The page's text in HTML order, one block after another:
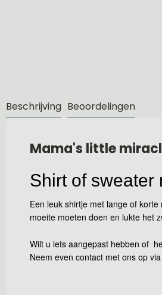
Beschrijving Beoordelingen
Mama's little
Shirt of sweater
Een leuk shirtje met lange of
moeite moeten doen en lukte het
Wilt u iets aangepast hebben of
Neem even contact met ons op